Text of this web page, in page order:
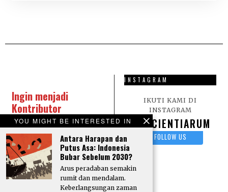
2
YOU MIGHT BE INTERESTED IN
Antara Harapan dan
Putus Asa: Indonesia
Bubar Sebelum 2030?
Arus peradaban semakin
rumit dan mendalam.
Keberlangsungan zaman
Ingin menjadi
Kontributor
Scientiarum? Kirim
karya tulis berupa
Artikel, Opini, Puisi,
dan Sastra lainnya
melalui surel:
Redaksi Scientiarum
INSTAGRAM
IKUTI KAMI DI
INSTAGRAM
SCIENTIARUM
FOLLOW US